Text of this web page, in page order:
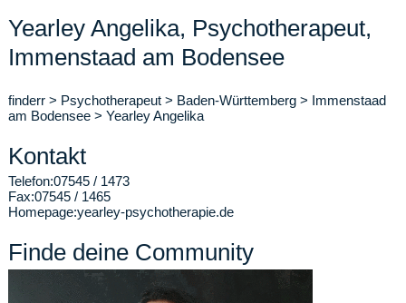
Yearley Angelika, Psychotherapeut,
Immenstaad am Bodensee
finderr > Psychotherapeut > Baden-Württemberg > Immenstaad
am Bodensee > Yearley Angelika
Kontakt
Telefon:07545 / 1473
Fax:07545 / 1465
Homepage:yearley-psychotherapie.de
Finde deine Community